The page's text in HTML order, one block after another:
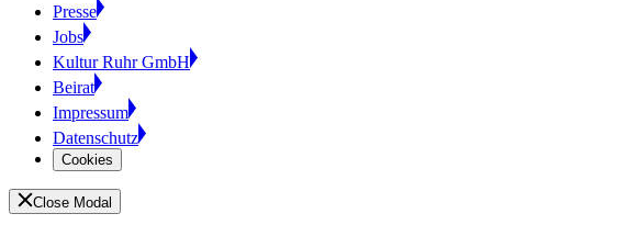
Presse
Jobs
Kultur Ruhr GmbH
Beirat
Impressum
Datenschutz
Cookies
Close Modal